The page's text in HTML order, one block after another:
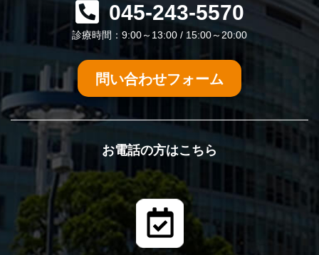
045-243-5570
診療時間：9:00～13:00 / 15:00～20:00
問い合わせフォーム
お電話の方はこちら